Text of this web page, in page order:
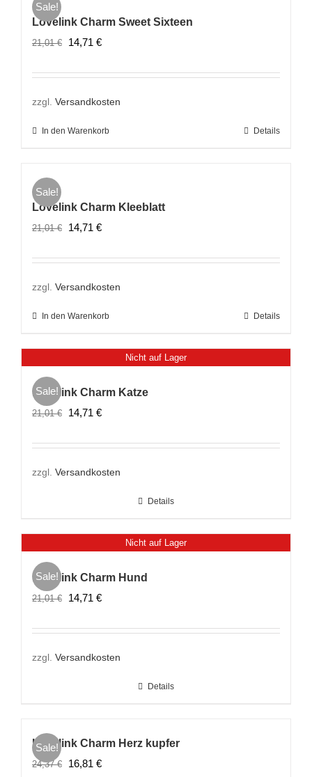
Sale!
Lovelink Charm Sweet Sixteen
21,01€
Ursprünglicher
war:
21,01 €
14,71 €Aktueller
ist:
14,71 €.
zzgl. Versandkosten
In den Warenkorb Details
Sale!
Lovelink Charm Kleeblatt
21,01€
Ursprünglicher
war:
21,01 €
14,71 €Aktueller
ist:
14,71 €.
zzgl. Versandkosten
In den Warenkorb Details
Nicht auf Lager
Sale!
Lovelink Charm Katze
21,01€
Ursprünglicher
war:
21,01 €
14,71 €Aktueller
ist:
14,71 €.
zzgl. Versandkosten
Details
Nicht auf Lager
Sale!
Lovelink Charm Hund
21,01€
Ursprünglicher
war:
21,01 €
14,71 €Aktueller
ist:
14,71 €.
zzgl. Versandkosten
Details
Sale!
Lovelink Charm Herz kupfer
24,37€
Ursprünglicher
16,81 €Aktueller